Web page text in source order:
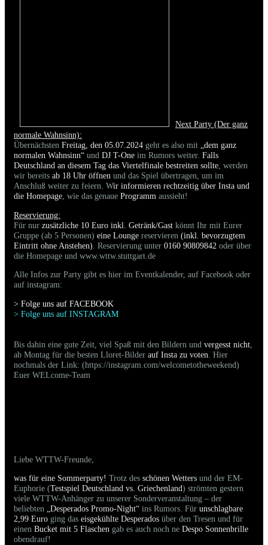
Next Party (Der ganz
normale Wahnsinn):
Übernächsten Freitag, den 05.07.2024 geht es also mit „dem ganz
normalen Wahnsinn“ und DJ T-One im Rumors weiter. Falls
Deutschland an diesem Tag das Viertelfinale bestreiten sollte, werden
wir bereits ab 18 Uhr öffnen und das Spiel übertragen, um im
Anschluß weiter zu feiern. Wir informieren rechtzeitig über Insta und
die Homepage, wie das genaue Programm aussieht!
Reservierung:
Für nur zusätzliche 10 Euro inkl. Getränk/Gast könnt Ihr mit Eurer
Gruppe (ab 5 Personen) eine Lounge reservieren (inkl. bevorzugtem
Eintritt ohne Anstehen) . Reservierung unter 0160 90809842 oder über
die Homepage und www.wttw.stuttgart.de
Alle Infos zur Party gibt es hier im Eventkalender, auf Facebook oder
auf instagram:
> Folge uns auf FACEBOOK
> Folge uns auf INSTAGRAM
Bis dahin eine gute Zeit, viel Spaß mit den Bildern und vergesst nicht
ab Montag für die besten Lloret-Bilder auf Insta zu voten . Hier
nochmals der Link: (https://instagram.com/welcometotheweekend)
Euer WELcome-Team
Liebe WTTW-Freunde,
was für eine Sommerparty! Trotz des schönen Wetters und der EM-
Euphorie (Testspiel Deutschland vs. Griechenland) strömten gestern
viele WTTW-Anhänger zu unserer Sonderveranstaltung – der
beliebten
„Desperados Promo-Night“ ins Rumors. Für unschlagbare
2,99 Euro ging das eisgekühlte Desperados über den Tresen und für
einen Bucket mit 5 Flaschen gab es auch noch ne Despo Sonnenbrille
obendrauf!